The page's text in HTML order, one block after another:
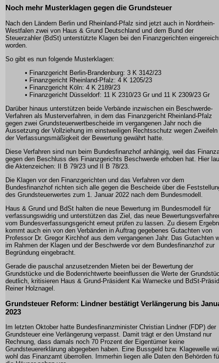
Noch mehr Musterklagen gegen die Grundsteuer
Nach den Ländern Berlin und Rheinland-Pfalz sind jetzt auch in Nordrhein-
Westfalen zwei von Haus & Grund Deutschland und dem Bund der
Steuerzahler (BdSt) unterstützte Klagen bei den Finanzgerichten
worden.
So gibt es nun folgende Musterklagen:
• Finanzgericht Berlin-Brandenburg: 3 K 3142/23
• Finanzgericht Rheinland-Pfalz: 4 K 1205/23
• Finanzgericht Köln: 4 K 2189/23
• Finanzgericht Düsseldorf: 11 K 2310/23 Gr und 11 K 2309/23 Gr
Darüber hinaus unterstützen beide Verbände inzwischen ein Beschwerde-
Verfahren als Musterverfahren, in dem das Finanzgericht Rheinland-Pfalz
gegen zwei Grundsteuerwertbescheide im vergangenen Jahr noch die
Aussetzung der Vollziehung im einstweiligen Rechtsschutz wegen Zweifeln
der Verfassungsmäßigkeit der Bewertung gewährt hatte.
Diese Verfahren sind nun beim Bundesfinanzhof anhängig, weil das
gegen den Beschluss des Finanzgerichts Beschwerde erhoben hat. Hier
die Aktenzeichen: II B 79/23 und II B 78/23.
Die Klagen vor den Finanzgerichten und das Verfahren vor dem
Bundesfinanzhof richten sich alle gegen die Bescheide über die
des Grundsteuerwertes zum 1. Januar 2022 nach dem Bundesmodell.
Haus & Grund und BdSt halten die neue Bewertung im Bundesmodell für
verfassungswidrig und unterstützen das Ziel, das neue
vom Bundesverfassungsgericht erneut prüfen zu lassen. Zu diesem
kommt auch ein von den Verbänden in Auftrag gegebenes Gutachten von
Professor Dr. Gregor Kirchhof aus dem vergangenen Jahr. Das Gutachten
im Rahmen der Klagen und der Beschwerde vor dem Bundesfinanzhof zur
Begründung eingebracht.
Gerade die pauschal anzusetzenden Mieten bei der Bewertung der
Grundstücke und die Bodenrichtwerte beeinflussen die Werte der
deutlich, kritisieren Haus & Grund-Präsident Kai Warnecke und BdSt-
Reiner Holznagel.
Grundsteuer Reform: Lindner bestätigt Verlängerung bis
2023
Im letzten Oktober hatte Bundesfinanzminister Christian Lindner (FDP) der
Grundsteuer eine Verlängerung verpasst. Damit trägt er den Umstand nur
Rechnung, dass damals noch 70 Prozent der Eigentümer keine
Grundsteuererklärung abgegeben haben. Eine Bussgeld bzw. Klagewelle
wohl das Finanzamt überrollen. Immerhin liegen alle Daten den Behörden